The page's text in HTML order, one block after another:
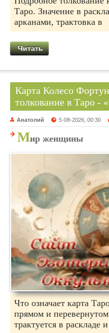
Таро. Значение в
арканами, трактовка в
Читать
Карта Колесо
толкование в Таро -
Анатолий 5-08-2026, 00:30
Мир женщины
Что означает карта
прямом и
трактуется в раскладе